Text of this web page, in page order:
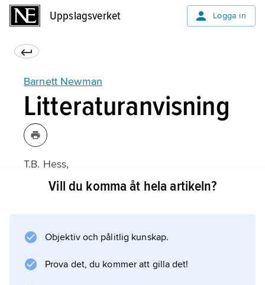
Uppslagsverket Logga in
Barnett Newman
Litteraturanvisning
T.B. Hess,
Barnett Newman
Vill du komma åt hela artikeln?
Objektiv och pålitlig kunskap.
Prova det, du kommer att gilla det!